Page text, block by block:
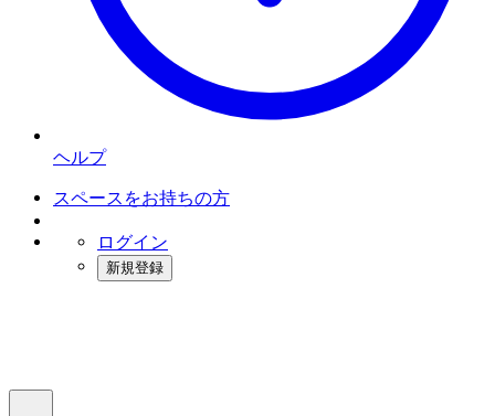
ヘルプ
スペースをお持ちの方
ログイン
新規登録